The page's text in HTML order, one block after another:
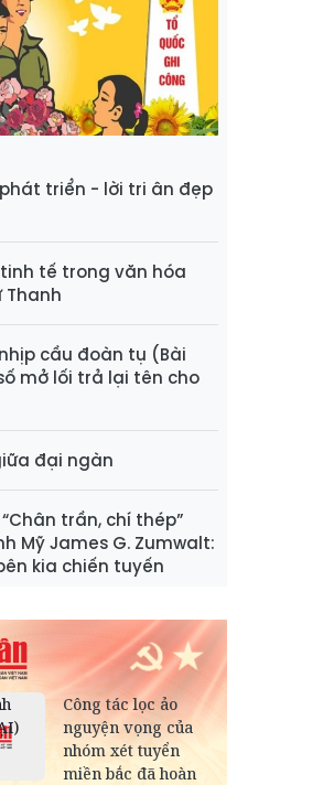
triển - lời tri ân đẹp
tế trong văn hóa
Thanh
cầu đoàn tụ (Bài
mở lối trả lại tên cho
đại ngàn
trần, chí thép”
Mỹ James G. Zumwalt:
kia chiến tuyến